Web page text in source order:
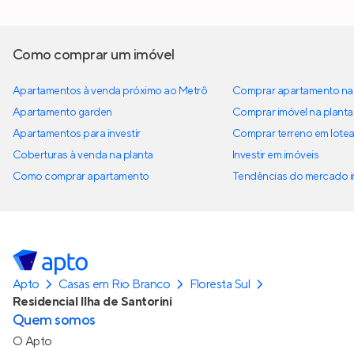
Como comprar um imóvel
Apartamentos à venda próximo ao Metrô
Apartamento garden
Apartamentos para investir
Coberturas à venda na planta
Como comprar apartamento
Comprar apartamento
Comprar imóvel na planta
Comprar terreno em
Investir em imóveis
Tendências do mercado
Apto Casas em Rio Branco
Floresta Sul
Residencial Ilha de Santorini
Quem somos
O Apto